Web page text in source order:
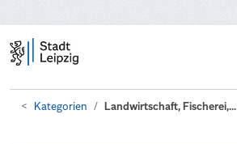
Kategorien Landwirtschaft, Fischerei,...